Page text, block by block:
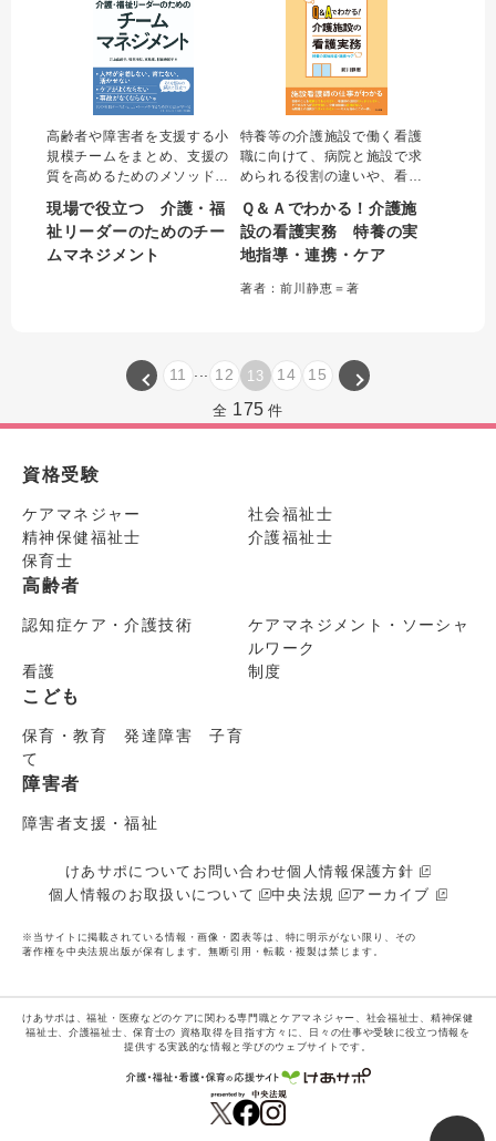
高齢者や障害者を支援する小
規模チームをまとめ、支援の
質を高めるためのメソッドが
するための方法を、基本的考
え方、リーダー論、人材育
成、チーム運営の４つの視点
現場で役立つ 介護・福
祉リーダーのためのチー
ムマネジメント
特養等の介護施設で働く看護
職に向けて、病院と施設で求
められる役割の違いや、看取
の連携やラポール形成など、
日常業務に関するコツをQ＆A
形式で解説した。協働する介
導にかかわる様式記入例も多
Ｑ＆Ａでわかる！介護施
設の看護実務 特養の実
地指導・連携・ケア
著者：前川静恵＝著
11 12 13 14 15
全 175 件
資格受験
ケアマネジャー
社会福祉士
精神保健福祉士
介護福祉士
保育士
高齢者
認知症ケア・介護技術
ケアマネジメント・ソーシャ
ルワーク
看護
制度
こども
保育・教育 発達障害 子育
て
障害者
障害者支援・福祉
けあサポについて お問い合わせ個人情報保護方針
個人情報のお取扱いについて
中央法規 アーカイブ
※当サイトに掲載されている情報・画像・図表等は、特に明示がない限り、その
著作権を中央法規出版が保有します。無断引用・転載・複製は禁じます。
けあサポは、福祉・医療などのケアに関わる専門職とケアマネジャー、社会福祉士、精神保健
福祉士、介護福祉士、保育士の 資格取得を目指す方々に、日々の仕事や受験に役立つ情報を
提供する実践的な情報と学びのウェブサイトです。